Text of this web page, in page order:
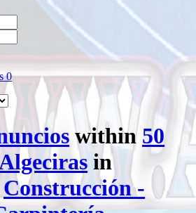
0
within50
in
Construcción -